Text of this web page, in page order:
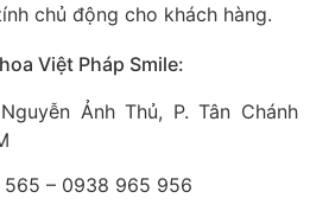
chủ động cho khách hàng.
Việt Pháp Smile:
Ảnh Thủ, P. Tân Chánh
565 – 0938 965 956